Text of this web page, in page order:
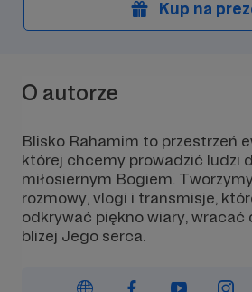
Kup na
O autorze
Blisko Rahamim to przestrzeń
której chcemy prowadzić ludzi
miłosiernym Bogiem.
rozmowy, vlogi i transmisje,
odkrywać piękno wiary, wracać
bliżej Jego serca.